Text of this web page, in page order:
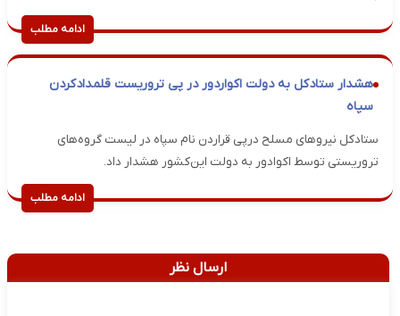
ادامه مطلب
هشدار ستادکل به دولت اکواردور در پی تروریست قلمدادکردن
سپاه
ستادکل نیروهای مسلح در‌پی قراردن نام سپاه در لیست گروه‌های
تروریستی توسط اکوادور‌ به دولت این‌کشور هشدار داد.
ادامه مطلب
ارسال نظر